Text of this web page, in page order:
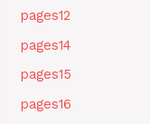
pages12
pages14
pages15
pages16